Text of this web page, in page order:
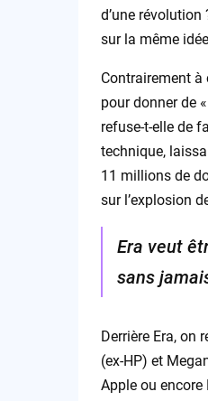
d’une
sur la même
Contrairement à
pour donner de
refuse-t-elle de
technique,
11 millions de
sur l’explosion
Era veut
sans
Derrière Era, on
(ex-HP) et
Apple ou encore